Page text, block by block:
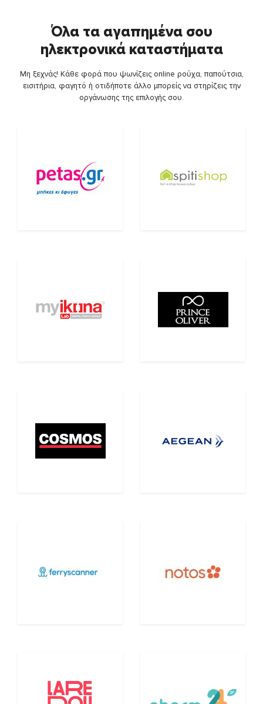
Όλα τα αγαπημένα σου
ηλεκτρονικά καταστήματα
Μη ξεχνάς! Κάθε φορά που ψωνίζεις online ρούχα, παπούτσια,
εισιτήρια, φαγητό ή οτιδήποτε άλλο μπορείς να στηρίζεις την
οργάνωσης της επιλογής σου.